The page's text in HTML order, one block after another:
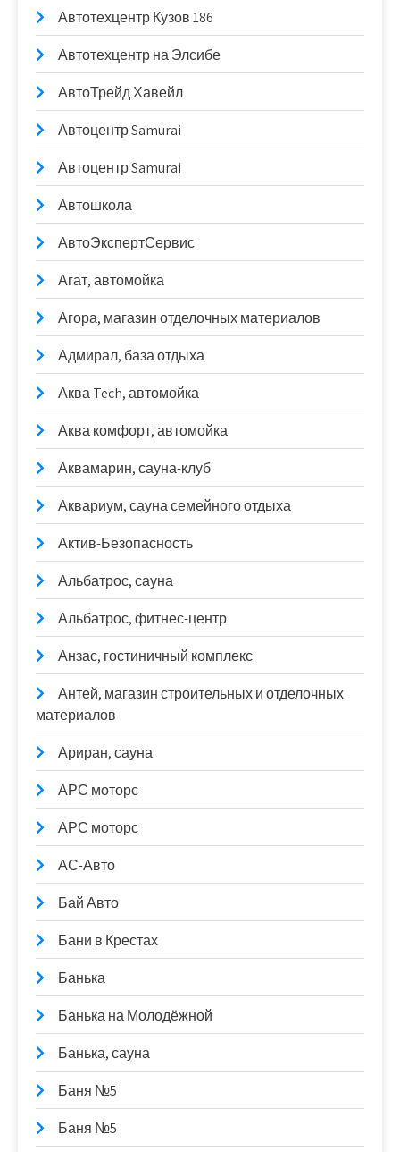
Автотехцентр Кузов 186
Автотехцентр на Элсибе
АвтоТрейд Хавейл
Автоцентр Samurai
Автоцентр Samurai
Автошкола
АвтоЭкспертСервис
Агат, автомойка
Агора, магазин отделочных материалов
Адмирал, база отдыха
Аква Tech, автомойка
Аква комфорт, автомойка
Аквамарин, сауна-клуб
Аквариум, сауна семейного отдыха
Актив-Безопасность
Альбатрос, сауна
Альбатрос, фитнес-центр
Анзас, гостиничный комплекс
Антей, магазин строительных и отделочных
материалов
Ариран, сауна
АРС моторс
АРС моторс
АС-Авто
Бай Авто
Бани в Крестах
Банька
Банька на Молодёжной
Банька, сауна
Баня №5
Баня №5